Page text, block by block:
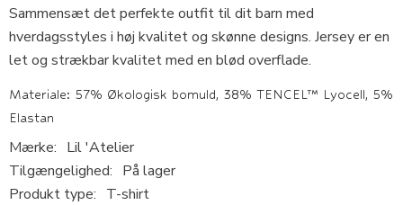
Sammensæt det perfekte outfit til dit barn med
hverdagsstyles i høj kvalitet og skønne designs. Jersey er en
let og strækbar kvalitet med en blød overflade.
Materiale: 57% Økologisk bomuld, 38% TENCEL™ Lyocell, 5%
Elastan
Mærke: Lil 'Atelier
Tilgængelighed: På lager
Produkt type: T-shirt